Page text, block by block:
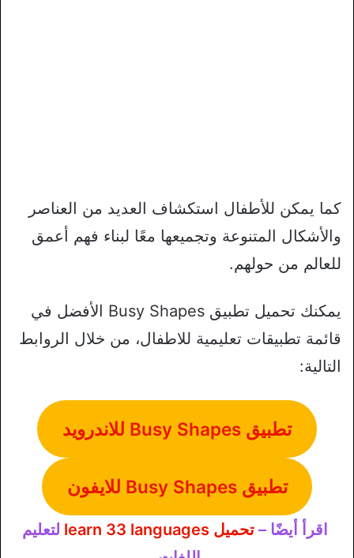
كما يمكن للأطفال استكشاف العديد من العناصر
والأشكال المتنوعة وتجميعها معًا لبناء فهم أعمق
للعالم من حولهم.
يمكنك تحميل تطبيق Busy Shapes الأفضل في
قائمة تطبيقات تعليمية للاطفال، من خلال الروابط
التالية:
تطبيق Busy Shapes للاندرويد
تطبيق Busy Shapes للايفون
اقرأ أيضًا – تحميل learn 33 languages
لتعليم